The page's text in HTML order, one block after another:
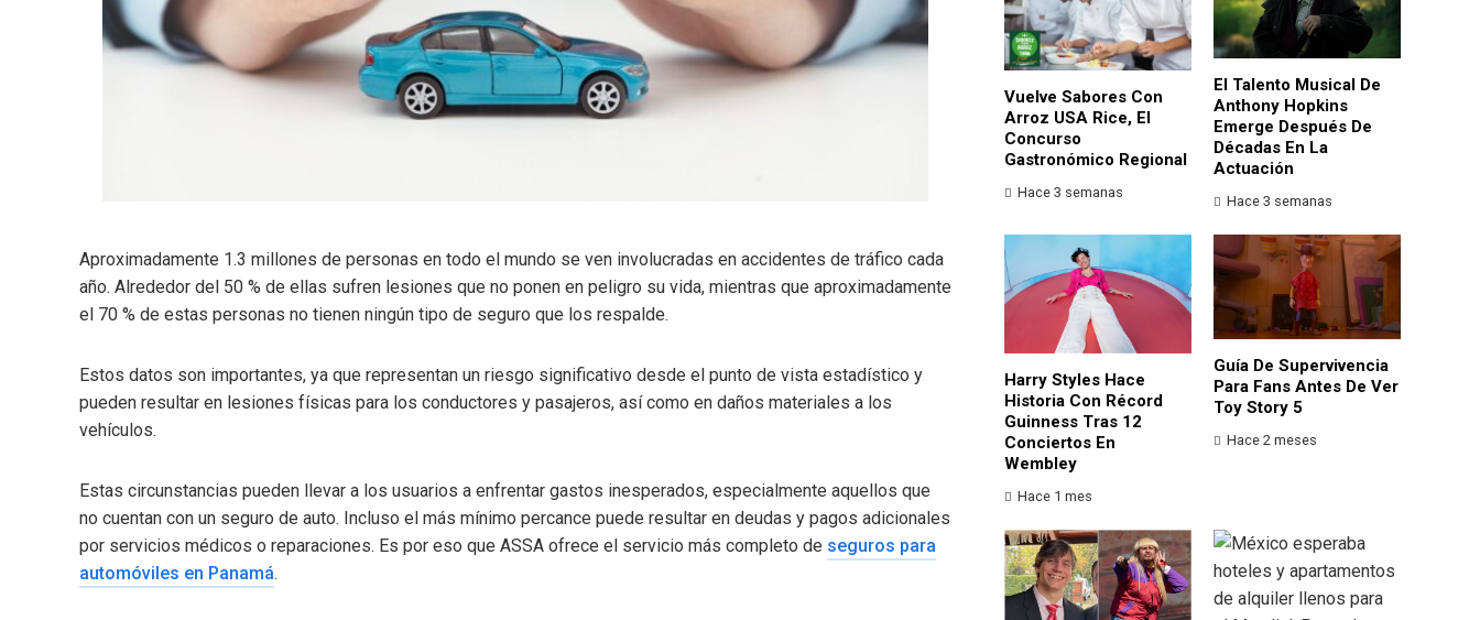
Aproximadamente 1.3 millones de personas en todo el mundo se ven involucradas en accidentes de tráfico cada
año. Alrededor del 50 % de ellas sufren lesiones que no ponen en peligro su vida, mientras que aproximadamente
el 70 % de estas personas no tienen ningún tipo de seguro que los respalde.
Estos datos son importantes, ya que representan un riesgo significativo desde el punto de vista estadístico y
pueden resultar en lesiones físicas para los conductores y pasajeros, así como en daños materiales a los
vehículos.
Estas circunstancias pueden llevar a los usuarios a enfrentar gastos inesperados, especialmente aquellos que
no cuentan con un seguro de auto. Incluso el más mínimo percance puede resultar en deudas y pagos adicionales
por servicios médicos o reparaciones. Es por eso que ASSA ofrece el servicio más completo de seguros para
automóviles en Panamá.
Vuelve Sabores Con
Arroz USA Rice, El
Concurso
Gastronómico Regional
Hace 3 semanas
El Talento Musical De
Anthony Hopkins
Emerge Después De
Décadas En La
Actuación
Hace 3 semanas
Harry Styles Hace
Historia Con Récord
Guinness Tras 12
Conciertos En
Wembley
Hace 1 mes
Guía De Supervivencia
Para Fans Antes De Ver
Toy Story 5
Hace 2 meses